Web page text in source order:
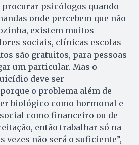
procurar psicólogos quando
onde percebem que não
existem muitos
sociais, clínicas escolas
são gratuitos, para pessoas
um particular. Mas o
deve ser
o problema além de
biológico como hormonal e
como financeiro ou de
então trabalhar só na
vezes não será o suficiente”,